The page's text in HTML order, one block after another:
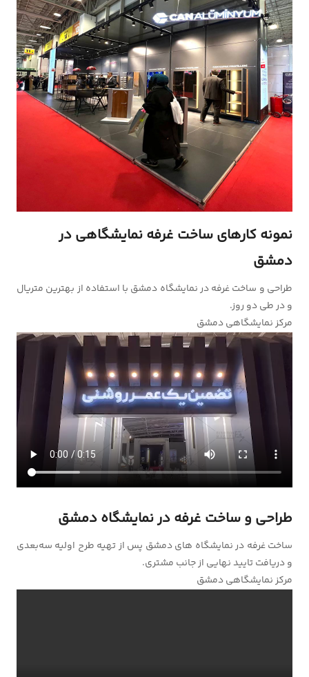
نمونه کارهای ساخت غرفه نمایشگاهی در
دمشق
طراحی و ساخت غرفه در نمایشگاه دمشق با استفاده از بهترین متریال
و در طی دو روز.
مرکز نمایشگاهی دمشق
طراحی و ساخت غرفه در نمایشگاه دمشق
ساخت غرفه در نمایشگاه های دمشق پس از تهیه طرح اولیه سه‌بعدی
و دریافت تایید نهایی از جانب مشتری.
مرکز نمایشگاهی دمشق